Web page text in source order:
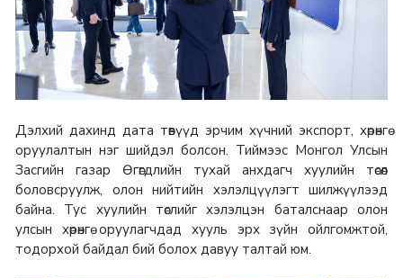
Дэлхий дахинд дата төвүүд эрчим хүчний экспорт, хөрөнгө
оруулалтын нэг шийдэл болсон. Тиймээс Монгол Улсын
Засгийн газар Өгөгдлийн тухай анхдагч хуулийн төсөл
боловсруулж, олон нийтийн хэлэлцүүлэгт шилжүүлээд
байна. Тус хуулийн төслийг хэлэлцэн баталснаар олон
улсын хөрөнгө оруулагчдад хууль эрх зүйн ойлгомжтой,
тодорхой байдал бий болох давуу талтай юм.